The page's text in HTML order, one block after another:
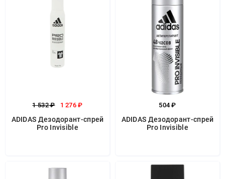
1 532 ₽ 1 276 ₽
ADIDAS Дезодорант-спрей
Pro Invisible
504 ₽
ADIDAS Дезодорант-спрей
Pro Invisible